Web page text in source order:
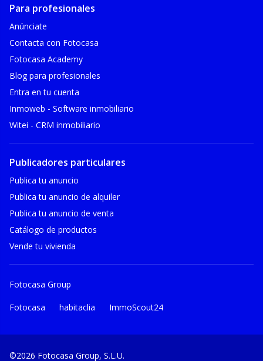
Para profesionales
Anúnciate
Contacta con Fotocasa
Fotocasa Academy
Blog para profesionales
Entra en tu cuenta
Inmoweb - Software inmobiliario
Witei - CRM inmobiliario
Publicadores particulares
Publica tu anuncio
Publica tu anuncio de alquiler
Publica tu anuncio de venta
Catálogo de productos
Vende tu vivienda
Fotocasa Group
Fotocasa habitaclia ImmoScout24
©2026 Fotocasa Group, S.L.U.